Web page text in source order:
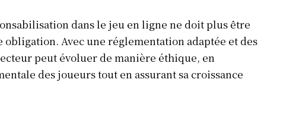
dans le jeu en ligne ne doit plus être
obligation. Avec une réglementation adaptée et des
peut évoluer de manière éthique, en
des joueurs tout en assurant sa croissance